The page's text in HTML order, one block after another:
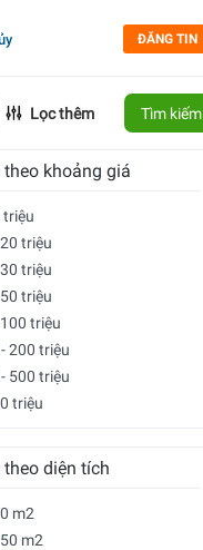
ĐĂNG TIN
Lọc thêm Tìm kiếm
theo khoảng giá
triệu
triệu
triệu
triệu
triệu
200 triệu
500 triệu
triệu
theo diện tích
m2
m2